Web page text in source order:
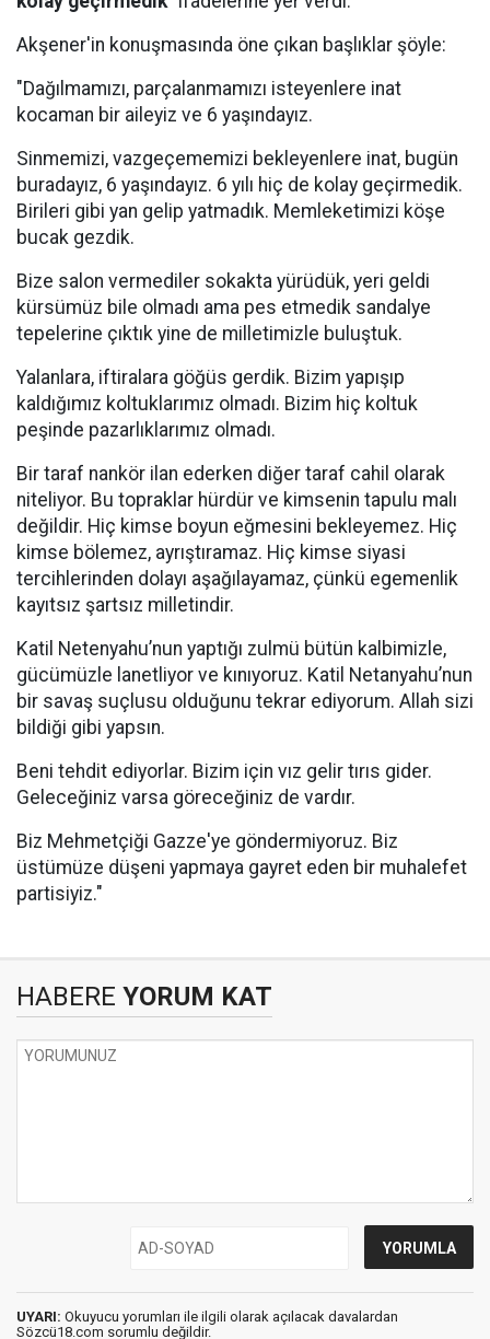
Akşener'in konuşmasında öne çıkan başlıklar şöyle:
"Dağılmamızı, parçalanmamızı isteyenlere inat
kocaman bir aileyiz ve 6 yaşındayız.
Sinmemizi, vazgeçememizi bekleyenlere inat, bugün
buradayız, 6 yaşındayız. 6 yılı hiç de kolay geçirmedik.
Birileri gibi yan gelip yatmadık. Memleketimizi köşe
bucak gezdik.
Bize salon vermediler sokakta yürüdük, yeri geldi
kürsümüz bile olmadı ama pes etmedik sandalye
tepelerine çıktık yine de milletimizle buluştuk.
Yalanlara, iftiralara göğüs gerdik. Bizim yapışıp
kaldığımız koltuklarımız olmadı. Bizim hiç koltuk
peşinde pazarlıklarımız olmadı.
Bir taraf nankör ilan ederken diğer taraf cahil olarak
niteliyor. Bu topraklar hürdür ve kimsenin tapulu malı
değildir. Hiç kimse boyun eğmesini bekleyemez. Hiç
kimse bölemez, ayrıştıramaz. Hiç kimse siyasi
tercihlerinden dolayı aşağılayamaz, çünkü egemenlik
kayıtsız şartsız milletindir.
Katil Netenyahu’nun yaptığı zulmü bütün kalbimizle,
gücümüzle lanetliyor ve kınıyoruz. Katil Netanyahu’nun
bir savaş suçlusu olduğunu tekrar ediyorum. Allah sizi
bildiği gibi yapsın.
Beni tehdit ediyorlar. Bizim için vız gelir tırıs gider.
Geleceğiniz varsa göreceğiniz de vardır.
Biz Mehmetçiği Gazze'ye göndermiyoruz. Biz
üstümüze düşeni yapmaya gayret eden bir muhalefet
partisiyiz."
HABERE YORUM KAT
UYARI: Okuyucu yorumları ile ilgili olarak açılacak davalardan
Sözcü18.com sorumlu değildir.